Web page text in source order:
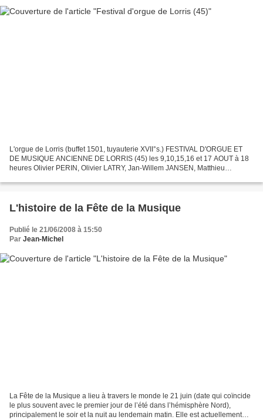
L'orgue de Lorris (buffet 1501, tuyauterie XVII°s.) FESTIVAL D'ORGUE ET
DE MUSIQUE ANCIENNE DE LORRIS (45) les 9,10,15,16 et 17 AOUT à 18
heures Olivier PERIN, Olivier LATRY, Jan-Willem JANSEN, Matthieu
L'histoire de la Fête de la Musique
Publié le 21/06/2008 à 15:50
Par Jean-Michel
La Fête de la Musique a lieu à travers le monde le 21 juin (date qui coïncide
le plus souvent avec le premier jour de l’été dans l’hémisphère Nord),
principalement le soir et la nuit au lendemain matin. Elle est actuellement